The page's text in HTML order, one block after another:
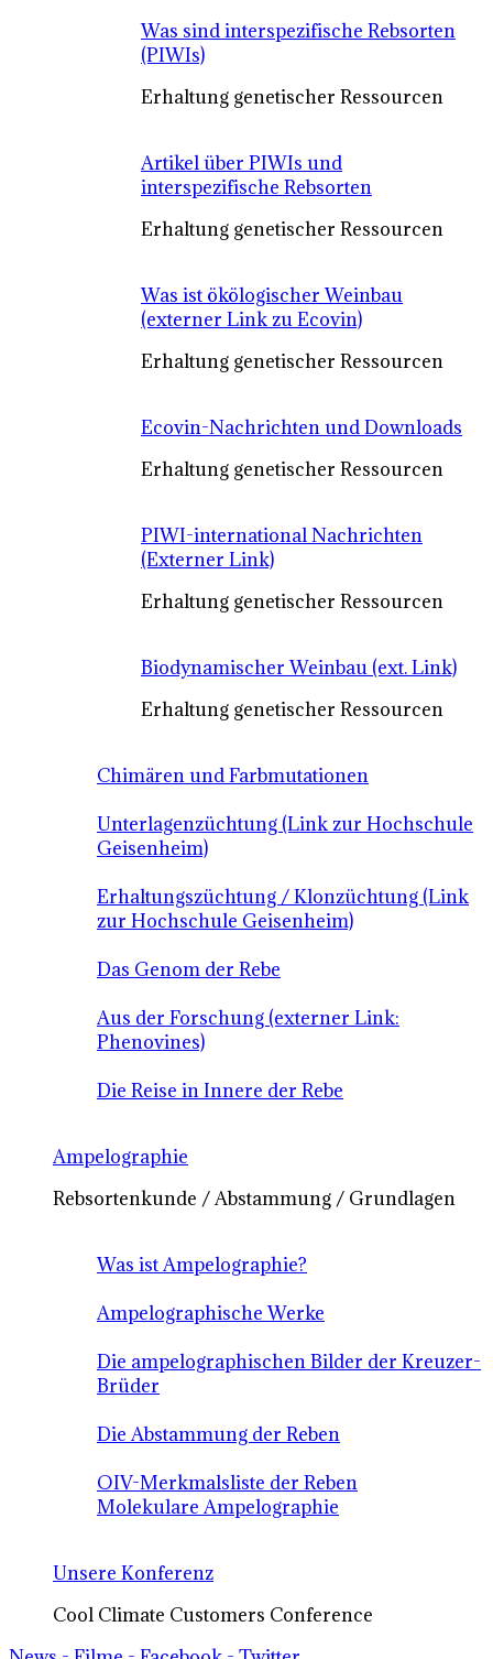
Was sind interspezifische Rebsorten
(PIWIs)
Erhaltung genetischer Ressourcen
Artikel über PIWIs und
interspezifische Rebsorten
Erhaltung genetischer Ressourcen
Was ist ökölogischer Weinbau
(externer Link zu Ecovin)
Erhaltung genetischer Ressourcen
Ecovin-Nachrichten und Downloads
Erhaltung genetischer Ressourcen
PIWI-international Nachrichten
(Externer Link)
Erhaltung genetischer Ressourcen
Biodynamischer Weinbau (ext. Link)
Erhaltung genetischer Ressourcen
Chimären und Farbmutationen
Unterlagenzüchtung (Link zur Hochschule
Geisenheim)
Erhaltungszüchtung / Klonzüchtung (Link
zur Hochschule Geisenheim)
Das Genom der Rebe
Aus der Forschung (externer Link:
Phenovines)
Die Reise in Innere der Rebe
Ampelographie
Rebsortenkunde / Abstammung / Grundlagen
Was ist Ampelographie?
Ampelographische Werke
Die ampelographischen Bilder der Kreuzer-
Brüder
Die Abstammung der Reben
OIV-Merkmalsliste der Reben
Molekulare Ampelographie
Unsere Konferenz
Cool Climate Customers Conference